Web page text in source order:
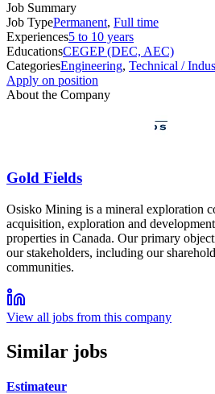
Job Summary
Job TypePermanent, Full time
Experiences5 to 10 years
EducationsCEGEP (DEC, AEC)
CategoriesEngineering, Technical /
Apply on position
About the Company
Gold Fields
Osisko Mining is a mineral exploration
acquisition, exploration and
properties in Canada. Our primary
our stakeholders, including our
communities.
View all jobs from this company
Similar jobs
Estimateur